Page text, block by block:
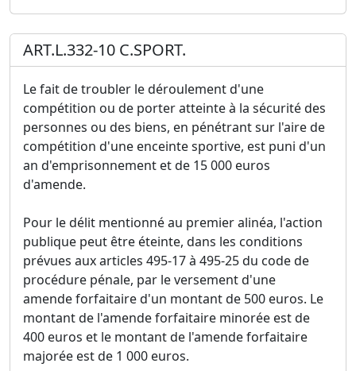
ART.L.332-10 C.SPORT.
Le fait de troubler le déroulement d'une
compétition ou de porter atteinte à la sécurité des
personnes ou des biens, en pénétrant sur l'aire de
compétition d'une enceinte sportive, est puni d'un
an d'emprisonnement et de 15 000 euros
d'amende.
Pour le délit mentionné au premier alinéa, l'action
publique peut être éteinte, dans les conditions
prévues aux articles 495-17 à 495-25 du code de
procédure pénale, par le versement d'une
amende forfaitaire d'un montant de 500 euros. Le
montant de l'amende forfaitaire minorée est de
400 euros et le montant de l'amende forfaitaire
majorée est de 1 000 euros.